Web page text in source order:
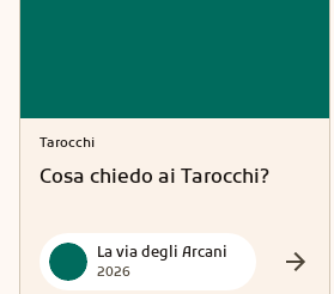
Tarocchi
Cosa chiedo ai Tarocchi?
La via degli Arcani
2026